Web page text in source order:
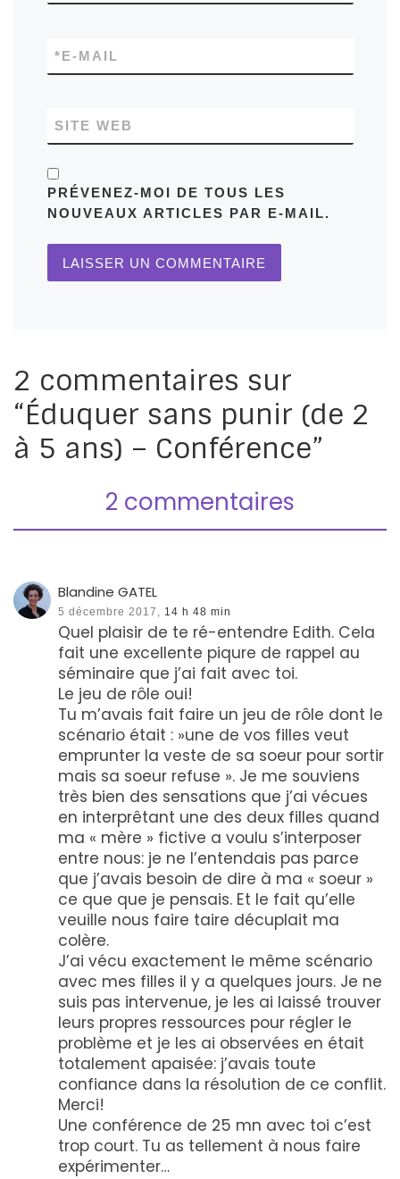
E-MAIL
*
SITE WEB
PRÉVENEZ-MOI DE TOUS LES
NOUVEAUX ARTICLES PAR E-MAIL.
2 commentaires sur
“Éduquer sans punir (de 2
à 5 ans) – Conférence”
2 commentaires
Blandine GATEL
5 décembre 2017, 14 h 48 min
Quel plaisir de te ré-entendre Edith. Cela
fait une excellente piqure de rappel au
séminaire que j’ai fait avec toi.
Le jeu de rôle oui!
Tu m’avais fait faire un jeu de rôle dont le
scénario était : »une de vos filles veut
emprunter la veste de sa soeur pour sortir
mais sa soeur refuse ». Je me souviens
très bien des sensations que j’ai vécues
en interprêtant une des deux filles quand
ma « mère » fictive a voulu s’interposer
entre nous: je ne l’entendais pas parce
que j’avais besoin de dire à ma « soeur »
ce que que je pensais. Et le fait qu’elle
veuille nous faire taire décuplait ma
colère.
J’ai vécu exactement le même scénario
avec mes filles il y a quelques jours. Je ne
suis pas intervenue, je les ai laissé trouver
leurs propres ressources pour régler le
problème et je les ai observées en était
totalement apaisée: j’avais toute
confiance dans la résolution de ce conflit.
Merci!
Une conférence de 25 mn avec toi c’est
trop court. Tu as tellement à nous faire
expérimenter…